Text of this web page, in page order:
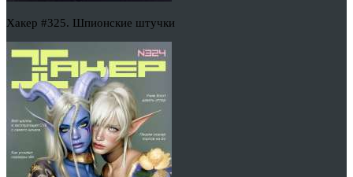
Хакер #325. Шпионские штучки